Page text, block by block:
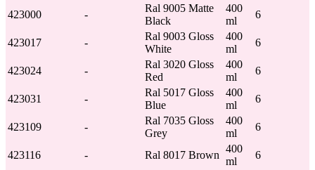
423000 -
Ral 9005 Matte
Black
400
ml
6
423017 -
Ral 9003 Gloss
White
400
ml
6
423024 -
Ral 3020 Gloss
Red
400
ml
6
423031 -
Ral 5017 Gloss
Blue
400
ml
6
423109 -
Ral 7035 Gloss
Grey
400
ml
6
423116 - Ral 8017 Brown
400
ml
6